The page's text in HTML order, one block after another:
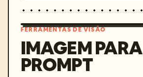
FERRAMENTAS DE VISÃO
IMAGEM PARA
PROMPT